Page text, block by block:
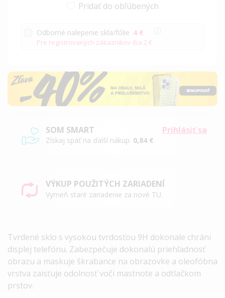
Pridať do obľúbených
Odborné nalepenie skla/fólie 4 €
Pre registrovaných zákazníkov iba 2 €
Prihlásiť sa
SOM SMART
Získaj späť na ďalší nákup: 0,84 €
VÝKUP POUŽITÝCH ZARIADENÍ
Vymeň staré zariadenie za nové TU.
Tvrdené sklo s vysokou tvrdosťou 9H dokonale chráni
displej telefónu. Zabezpečuje dokonalú priehľadnosť
obrazu a maskuje škrabance na obrazovke a oleofóbna
vrstva zaisťuje odolnosť voči mastnote a odtlačkom
prstov.